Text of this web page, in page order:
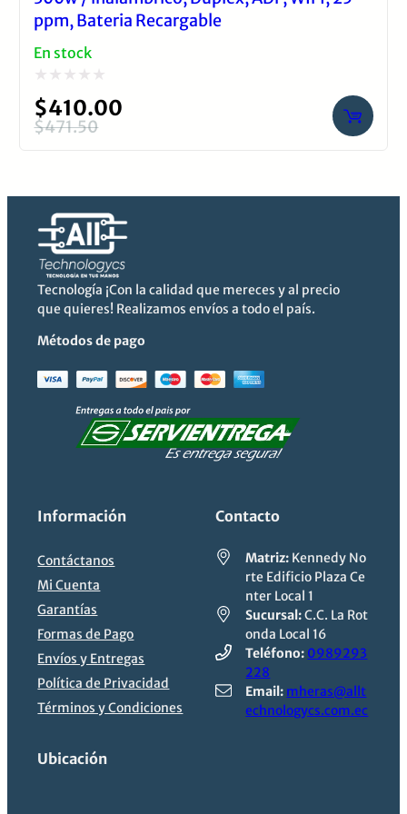
ppm, Bateria Recargable
En stock
Valorado
con
$471.50
original
era:
$471.50.
$410.00
actual
es:
$410.00.
Tecnología ¡Con la calidad que mereces y al precio
que quieres! Realizamos envíos a todo el país.
Métodos de pago
Información
Contáctanos
Mi Cuenta
Garantías
Formas de Pago
Envíos y Entregas
Política de Privacidad
Términos y Condiciones
Contacto
Matriz: Kennedy No
rte Edificio Plaza Ce
nter Local 1
Sucursal:C.C. La Rot
onda Local 16
Teléfono: 0989293
228
Email: mheras@allt
echnologycs.com.ec
Ubicación